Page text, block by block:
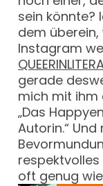
sein könnte?
dem überein,
Instagram
gerade
mich mit ihm
„Das
Autorin.“
oft genug